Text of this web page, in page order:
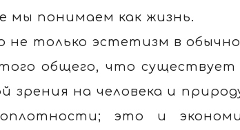
мы понимаем как жизнь.
не только эстетизм в
общего, что существует
зрения на человека и
это и